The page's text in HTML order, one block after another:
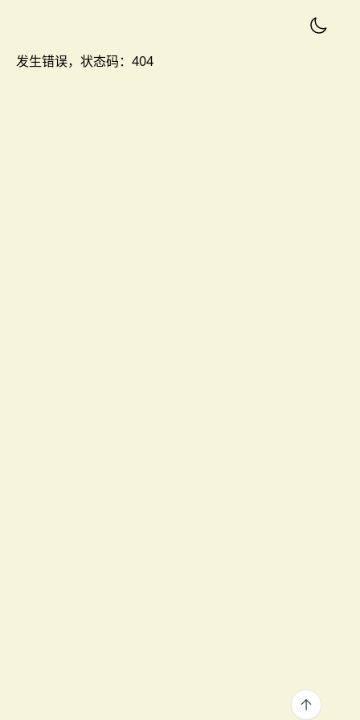
发生错误，状态码： 404